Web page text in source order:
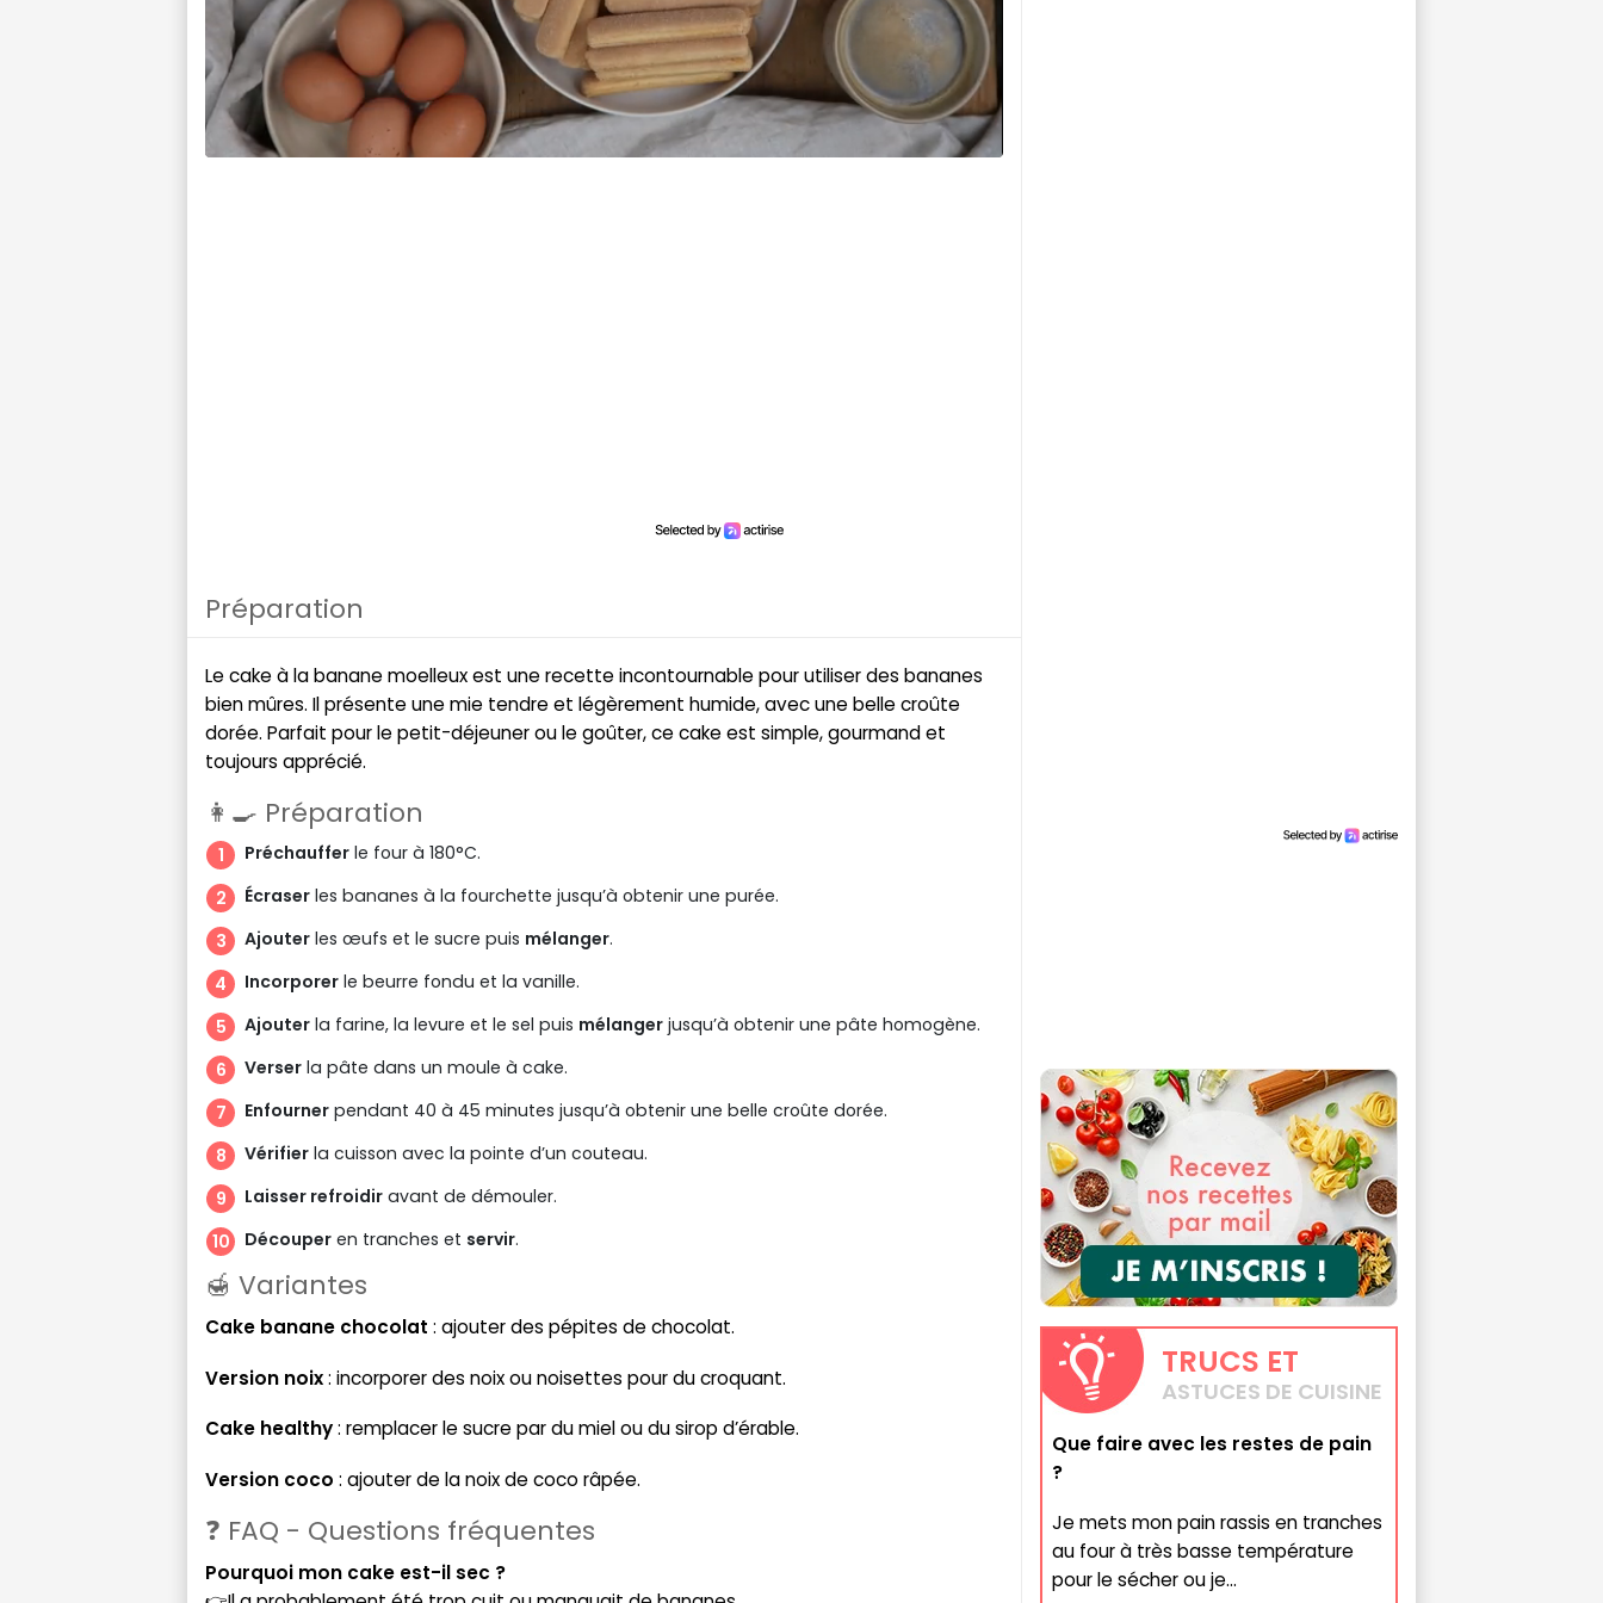
Préparation
Le cake à la banane moelleux est une recette incontournable pour utiliser des bananes
bien mûres. Il présente une mie tendre et légèrement humide, avec une belle croûte
dorée. Parfait pour le petit-déjeuner ou le goûter, ce cake est simple, gourmand et
toujours apprécié.
👩‍🍳 Préparation
Préchauffer le four à 180°C.
Écraser les bananes à la fourchette jusqu’à obtenir une purée.
Ajouter les œufs et le sucre puis mélanger.
Incorporer le beurre fondu et la vanille.
Ajouter la farine, la levure et le sel puis mélanger jusqu’à obtenir une pâte homogène.
Verser la pâte dans un moule à cake.
Enfourner pendant 40 à 45 minutes jusqu’à obtenir une belle croûte dorée.
Vérifier la cuisson avec la pointe d’un couteau.
Laisser refroidir avant de démouler.
Découper en tranches et servir.
🍯 Variantes
Cake banane chocolat : ajouter des pépites de chocolat.
Version noix: incorporer des noix ou noisettes pour du croquant.
Cake healthy: remplacer le sucre par du miel ou du sirop d’érable.
Version coco : ajouter de la noix de coco râpée.
❓ FAQ - Questions fréquentes
Pourquoi mon cake est-il sec ?
TRUCS ET
ASTUCES DE CUISINE
Que faire avec les restes de pain
?
Je mets mon pain rassis en tranches
au four à très basse température
pour le sécher ou je...